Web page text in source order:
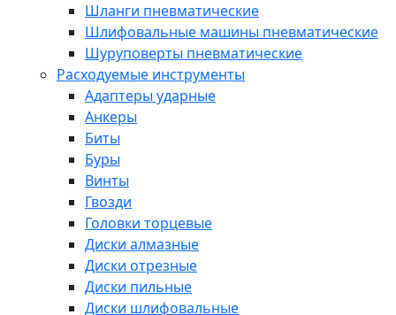
Шланги пневматические
Шлифовальные машины пневматические
Шуруповерты пневматические
Расходуемые инструменты
Адаптеры ударные
Анкеры
Биты
Буры
Винты
Гвозди
Головки торцевые
Диски алмазные
Диски отрезные
Диски пильные
Диски шлифовальные